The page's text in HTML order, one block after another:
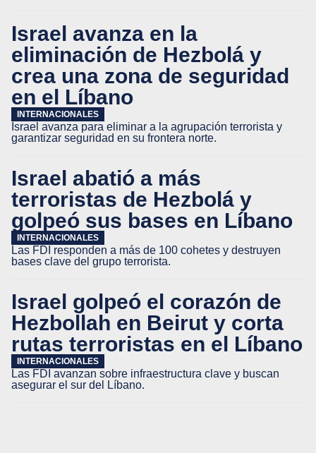
Israel avanza en la
eliminación de Hezbolá y
crea una zona de seguridad
en el Líbano
INTERNACIONALES
Israel avanza para eliminar a la agrupación terrorista y
garantizar seguridad en su frontera norte.
Israel abatió a más
terroristas de Hezbolá y
golpeó sus bases en Líbano
INTERNACIONALES
Las FDI responden a más de 100 cohetes y destruyen
bases clave del grupo terrorista.
Israel golpeó el corazón de
Hezbollah en Beirut y corta
rutas terroristas en el Líbano
INTERNACIONALES
Las FDI avanzan sobre infraestructura clave y buscan
asegurar el sur del Líbano.